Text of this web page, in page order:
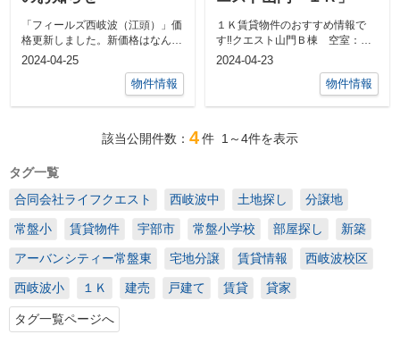
「フィールズ西岐波（江頭）」価
格更新しました。新価格はなんと
「298万円」‼最後の１区画・弊
2024-04-25
物件情報
１Ｋ賃貸物件のおすすめ情報で
す‼クエスト山門Ｂ棟 空室：
106・207宇部市山門５丁目 １
2024-04-23
物件情報
該当公開件数： 4件 1～4件を表示
タグ一覧
合同会社ライフクエスト
西岐波中 土地探し 分譲地
常盤小 賃貸物件 宇部市 常盤小学校 部屋探し 新築
アーバンシティー常盤東 宅地分譲 賃貸情報 西岐波校区
西岐波小 １Ｋ 建売 戸建て 賃貸 貸家
タグ一覧ページへ